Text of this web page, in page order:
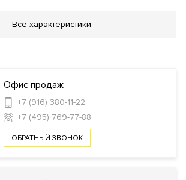
Комната отдыха для водителей и
комнаты Спа-салон
Все характеристики
Офис продаж
+7 (916) 380-11-22
+7 (495) 769-77-88
ОБРАТНЫЙ ЗВОНОК